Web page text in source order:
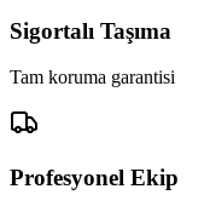
Sigortalı Taşıma
Tam koruma garantisi
Profesyonel Ekip